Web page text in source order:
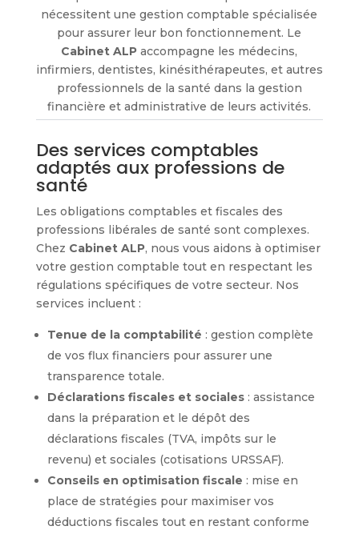
nécessitent une gestion comptable spécialisée
pour assurer leur bon fonctionnement. Le
Cabinet ALP accompagne les médecins,
infirmiers, dentistes, kinésithérapeutes, et autres
professionnels de la santé dans la gestion
financière et administrative de leurs activités.
Des services comptables
adaptés aux professions de
santé
Les obligations comptables et fiscales des
professions libérales de santé sont complexes.
Chez Cabinet ALP, nous vous aidons à optimiser
votre gestion comptable tout en respectant les
régulations spécifiques de votre secteur. Nos
services incluent :
Tenue de la comptabilité : gestion complète
de vos flux financiers pour assurer une
transparence totale.
Déclarations fiscales et sociales: assistance
dans la préparation et le dépôt des
déclarations fiscales (TVA, impôts sur le
revenu) et sociales (cotisations URSSAF).
Conseils en optimisation fiscale : mise en
place de stratégies pour maximiser vos
déductions fiscales tout en restant conforme